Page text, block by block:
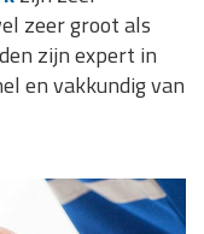
zeer groot als
zijn expert in
en vakkundig van